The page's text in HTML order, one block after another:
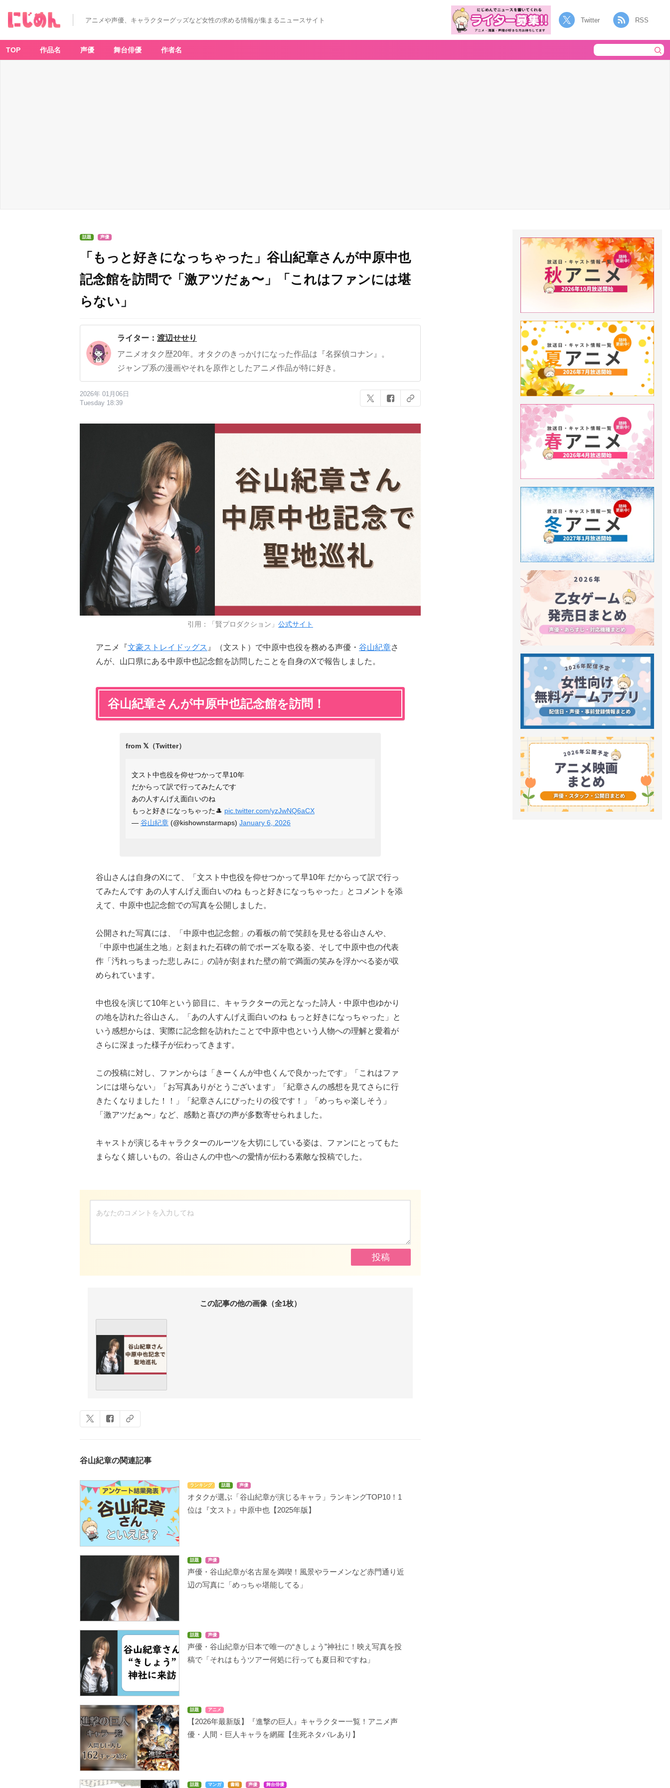
アニメや声優、キャラクターグッズなど女性の求める情報が集まるニュースサイト Twitter RSS
TOP 作品名 声優 舞台俳優 作者名
話題 声優
「もっと好きになっちゃった」谷山紀章さんが中原中也
記念館を訪問で「激アツだぁ〜」「これはファンには堪
らない」
ライター： 渡辺せせり
アニメオタク歴20年。オタクのきっかけになった作品は『名探偵コナン』。
ジャンプ系の漫画やそれを原作としたアニメ作品が特に好き。
2026年 01月06日
Tuesday 18:39
引用：「賢プロダクション」 公式サイト
アニメ『文豪ストレイドッグス 』（文スト）で中原中也役を務める声優・ 谷山紀章さ
んが、山口県にある中原中也記念館を訪問したことを自身のXで報告しました。
谷山紀章さんが中原中也記念館を訪問！
文スト中也役を仰せつかって早10年
だからって訳で行ってみたんです
あの人すんげえ面白いのね
もっと好きになっちゃった🎩 pic.twitter.com/yzJwNQ6aCX
— 谷山紀章 (@kishownstarmaps) January 6, 2026
谷山さんは自身のXにて、「文スト中也役を仰せつかって早10年 だからって訳で行っ
てみたんです あの人すんげえ面白いのね もっと好きになっちゃった」とコメントを添
えて、中原中也記念館での写真を公開しました。
公開された写真には、「中原中也記念館」の看板の前で笑顔を見せる谷山さんや、
「中原中也誕生之地」と刻まれた石碑の前でポーズを取る姿、そして中原中也の代表
作「汚れっちまった悲しみに」の詩が刻まれた壁の前で満面の笑みを浮かべる姿が収
められています。
中也役を演じて10年という節目に、キャラクターの元となった詩人・中原中也ゆかり
の地を訪れた谷山さん。「あの人すんげえ面白いのね もっと好きになっちゃった」と
いう感想からは、実際に記念館を訪れたことで中原中也という人物への理解と愛着が
さらに深まった様子が伝わってきます。
この投稿に対し、ファンからは「きーくんが中也くんで良かったです」「これはファ
ンには堪らない」「お写真ありがとうございます」「紀章さんの感想を見てさらに行
きたくなりました！！」「紀章さんにぴったりの役です！」「めっちゃ楽しそう」
「激アツだぁ〜」など、感動と喜びの声が多数寄せられました。
キャストが演じるキャラクターのルーツを大切にしている姿は、ファンにとってもた
まらなく嬉しいもの。谷山さんの中也への愛情が伝わる素敵な投稿でした。
この記事の他の画像（全1枚）
谷山紀章の関連記事
ランキング 話題 声優
オタクが選ぶ「谷山紀章が演じるキャラ」ランキングTOP10！1
位は『文スト』中原中也【2025年版】
話題 声優
声優・谷山紀章が名古屋を満喫！風景やラーメンなど赤門通り近
辺の写真に「めっちゃ堪能してる」
話題 声優
声優・谷山紀章が日本で唯一の“きしょう”神社に！映え写真を投
稿で「それはもうツアー何処に行っても夏日和ですね」
話題 アニメ
【2026年最新版】『進撃の巨人』キャラクター一覧！アニメ声
優・人間・巨人キャラを網羅【生死ネタバレあり】
話題 マンガ 書籍 声優 舞台俳優